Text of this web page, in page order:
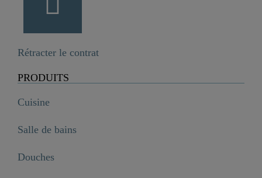
Rétracter le contrat
PRODUITS
Cuisine
Salle de bains
Douches